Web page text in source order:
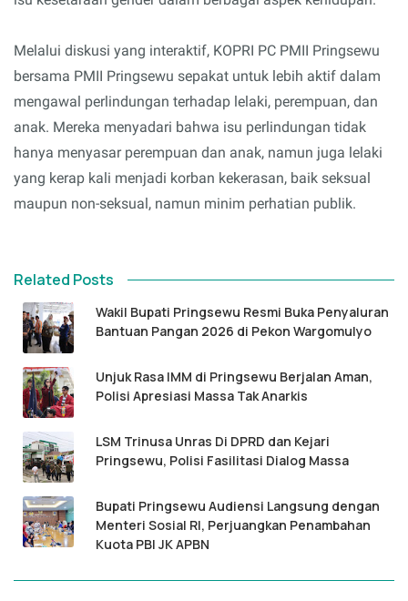
Melalui diskusi yang interaktif, KOPRI PC PMII Pringsewu
bersama PMII Pringsewu sepakat untuk lebih aktif dalam
mengawal perlindungan terhadap lelaki, perempuan, dan
anak. Mereka menyadari bahwa isu perlindungan tidak
hanya menyasar perempuan dan anak, namun juga lelaki
yang kerap kali menjadi korban kekerasan, baik seksual
maupun non-seksual, namun minim perhatian publik.
Related Posts
Wakil Bupati Pringsewu Resmi Buka Penyaluran
Bantuan Pangan 2026 di Pekon Wargomulyo
Unjuk Rasa IMM di Pringsewu Berjalan Aman,
Polisi Apresiasi Massa Tak Anarkis
LSM Trinusa Unras Di DPRD dan Kejari
Pringsewu, Polisi Fasilitasi Dialog Massa
Bupati Pringsewu Audiensi Langsung dengan
Menteri Sosial RI, Perjuangkan Penambahan
Kuota PBI JK APBN